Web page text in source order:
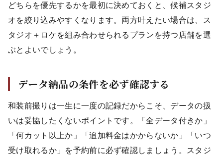
どちらを優先するかを最初に決めておくと、候補スタジ
オを絞り込みやすくなります。両方叶えたい場合は、ス
タジオ＋ロケを組み合わせられるプランを持つ店舗を選
ぶとよいでしょう。
データ納品の条件を必ず確認する
和装前撮りは一生に一度の記録だからこそ、データの扱
いは妥協したくないポイントです。「全データ付きか」
「何カット以上か」「追加料金はかからないか」「いつ
受け取れるか」を予約前に必ず確認しましょう。スタジ